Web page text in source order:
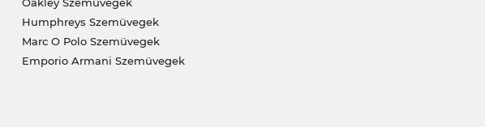
Oakley Szemüvegek
Humphreys Szemüvegek
Marc O Polo Szemüvegek
Emporio Armani Szemüvegek